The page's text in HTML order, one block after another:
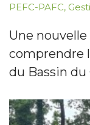
PEFC-PAFC,
Une
comprendre
du Bassin du